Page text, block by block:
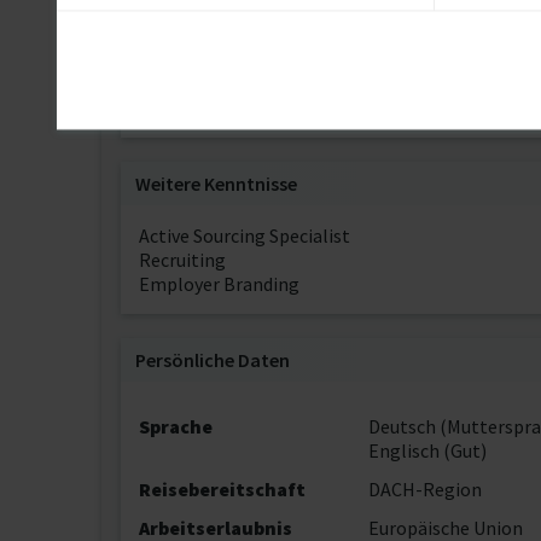
Ich bilde mich beruflich und privat in den
spielt für mich dabei keine Rolle. Ich würde
Standard hinaus. Digitalisierung im Recruiting,
Weiterentwicklung. Ich freue mich auf Ihre
Weitere Kenntnisse
Active Sourcing Specialist
Recruiting
Employer Branding
Persönliche Daten
Sprache
Deutsch
Englisch (Gut)
Reisebereitschaft
DACH-Region
Arbeitserlaubnis
Europäische Union